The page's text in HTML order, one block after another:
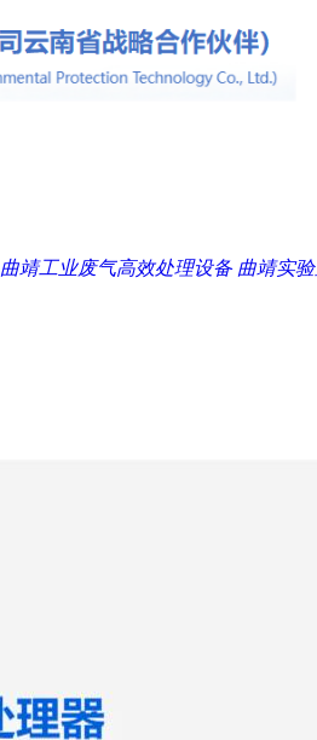
曲靖工业废气高效处理设备 曲靖实